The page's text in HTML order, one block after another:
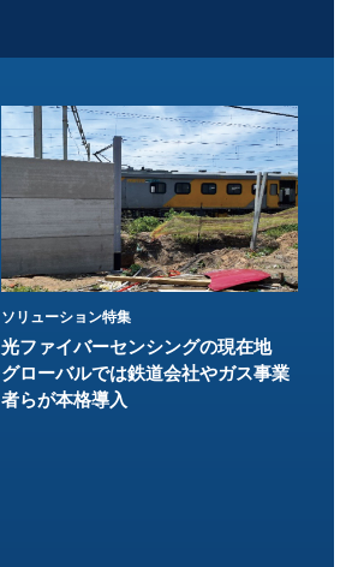
ソリューション特集
光ファイバーセンシングの現在地
グローバルでは鉄道会社やガス事業
者らが本格導入